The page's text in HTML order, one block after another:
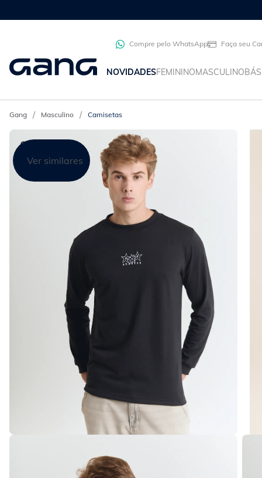
Compre pelo WhatsApp Faça seu
NOVIDADESFEMININOMASCULINO
Masculino Camisetas
Ver similares